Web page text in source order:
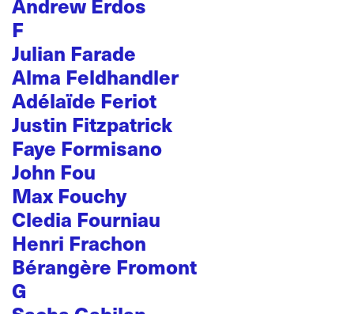
F
Julian Farade
Alma Feldhandler
Adélaïde Feriot
Justin Fitzpatrick
Faye Formisano
John Fou
Max Fouchy
Cledia Fourniau
Henri Frachon
Bérangère Fromont
G